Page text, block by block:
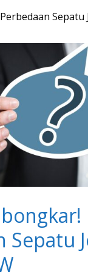
Sepatu
Sepatu